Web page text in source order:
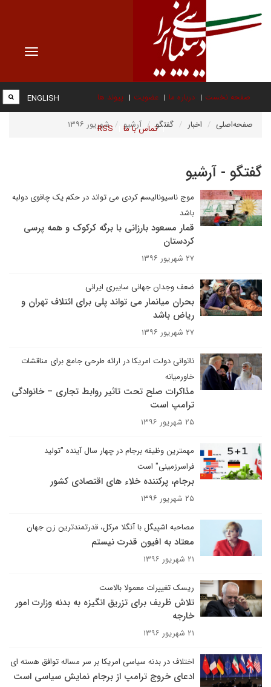
Toggle
صفحه نخست درباره ما عضویت پیوند ها
تماس با ما RSS
ENGLISH
صفحه‌اصلی اخبار گفتگو آرشیو شهریور ۱۳۹۶
گفتگو - آرشیو
موج ناسیونالیسم کردی می تواند در حکم یک چاقوی دولبه
باشد
قمار مسعود بارزانی با برگه کرکوک و همه پرسی
کردستان
۲۷ شهریور ۱۳۹۶
ضعف وجدان جهانی سایبری ایرانی
بحران میانمار می تواند پلی برای ائتلاف تهران و
ریاض باشد
۲۷ شهریور ۱۳۹۶
ناتوانی دولت امریکا در ارائه طرحی جامع برای مناقشات
خاورمیانه
مذاکرات صلح تحت تاثیر روابط تجاری – خانوادگی
ترامپ است
۲۵ شهریور ۱۳۹۶
مهمترین وظیفه برجام در چهار سال آینده "تولید
فراسرزمینی" است
برجام، پرکننده خلاء های اقتصادی کشور
۲۵ شهریور ۱۳۹۶
مصاحبه اشپیگل با آنگلا مرکل، قدرتمندترین زن جهان
معتاد به افیون قدرت نیستم
۲۱ شهریور ۱۳۹۶
ریسک تغییرات معمولا بالاست
تلاش ظریف برای تزریق انگیزه به بدنه وزارت امور
خارجه
۲۱ شهریور ۱۳۹۶
اختلاف در بدنه سیاسی امریکا بر سر مساله توافق هسته ای
ادعای خروج ترامپ از برجام نمایش سیاسی است